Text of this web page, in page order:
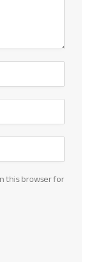
this browser for